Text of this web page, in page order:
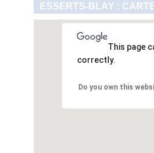
ESSERTS-BLAY :
This page
correctly.
Do you own this